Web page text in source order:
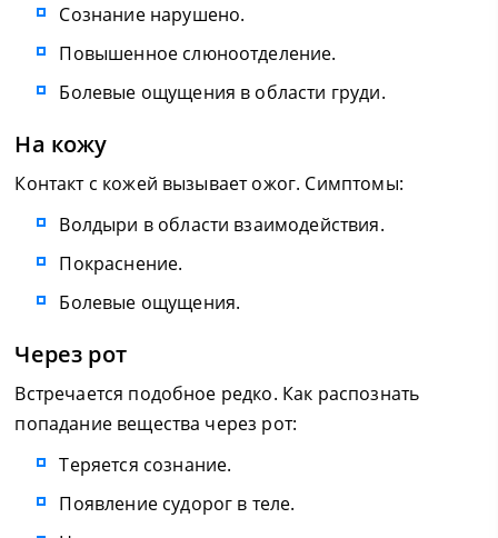
Сознание нарушено.
Повышенное слюноотделение.
Болевые ощущения в области груди.
На кожу
Контакт с кожей вызывает ожог. Симптомы:
Волдыри в области взаимодействия.
Покраснение.
Болевые ощущения.
Через рот
Встречается подобное редко. Как распознать
попадание вещества через рот:
Теряется сознание.
Появление судорог в теле.